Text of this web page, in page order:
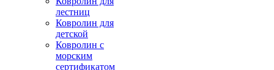
лестниц
Ковролин для
детской
Ковролин с
морским
сертификатом